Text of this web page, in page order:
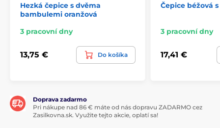
Hezká čepice s dvěma
bambulemi oranžová
3 pracovní dny
13,75 € Do košíka
Čepice béžová
3 pracovní dny
17,41 €
Doprava zadarmo
Pri nákupe nad 86 € máte od nás dopravu ZADARMO cez
Zasilkovna.sk. Využite tejto akcie, oplatí sa!